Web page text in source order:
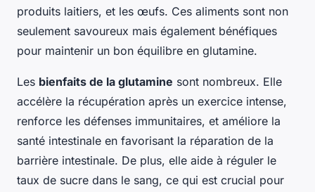
produits laitiers, et les œufs. Ces aliments sont non
seulement savoureux mais également bénéfiques
pour maintenir un bon équilibre en glutamine.
Les bienfaits de la glutamine sont nombreux. Elle
accélère la récupération après un exercice intense,
renforce les défenses immunitaires, et améliore la
santé intestinale en favorisant la réparation de la
barrière intestinale. De plus, elle aide à réguler le
taux de sucre dans le sang, ce qui est crucial pour